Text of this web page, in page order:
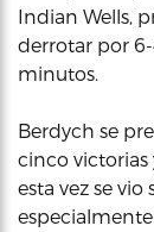
Indian Wells,
derrotar por
minutos.
Berdych se
cinco victorias
esta vez se